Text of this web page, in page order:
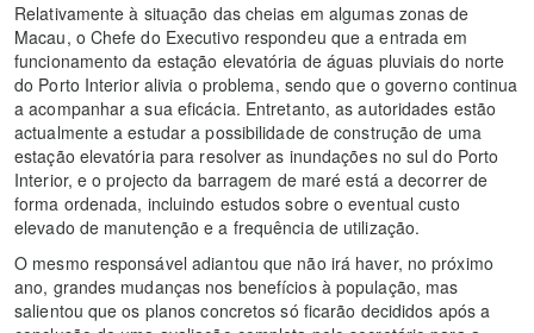
Relativamente à situação das cheias em algumas zonas de
Macau, o Chefe do Executivo respondeu que a entrada em
funcionamento da estação elevatória de águas pluviais do norte
do Porto Interior alivia o problema, sendo que o governo continua
a acompanhar a sua eficácia. Entretanto, as autoridades estão
actualmente a estudar a possibilidade de construção de uma
estação elevatória para resolver as inundações no sul do Porto
Interior, e o projecto da barragem de maré está a decorrer de
forma ordenada, incluindo estudos sobre o eventual custo
elevado de manutenção e a frequência de utilização.
O mesmo responsável adiantou que não irá haver, no próximo
ano, grandes mudanças nos benefícios à população, mas
salientou que os planos concretos só ficarão decididos após a